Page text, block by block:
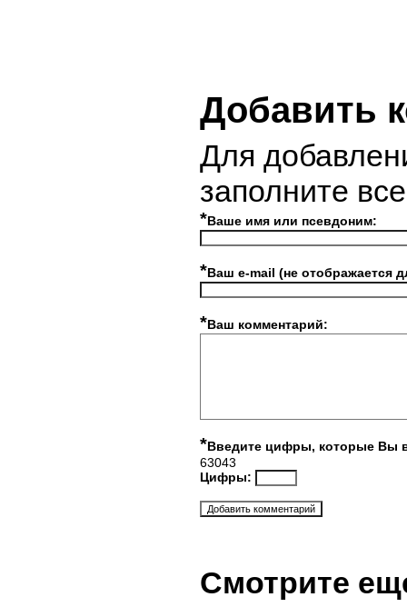
Добавить
Для
заполните
*Ваше имя или псевдоним:
*Ваш e-mail (не отображается
*Ваш комментарий:
*Введите цифры, которые Вы
63043
Цифры:
Смотрите